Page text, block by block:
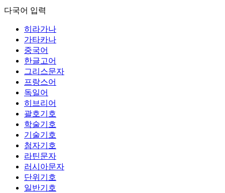
다국어 입력
히라가나
가타카나
중국어
한글고어
그리스문자
프랑스어
독일어
히브리어
괄호기호
학술기호
기술기호
첨자기호
라틴문자
러시아문자
단위기호
일반기호